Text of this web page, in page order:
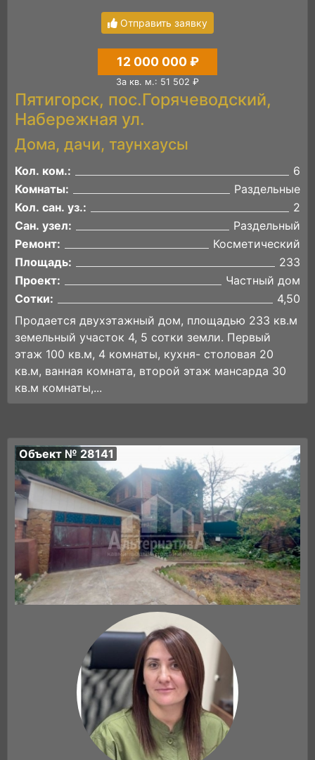
Отправить заявку
12 000 000 ₽
За кв. м.: 51 502 ₽
Пятигорск, пос.Горячеводский,
Набережная ул.
Дома, дачи, таунхаусы
Кол. ком.:
6
Комнаты:
Раздельные
Кол. сан. уз.:
2
Сан. узел:
Раздельный
Ремонт:
Косметический
Площадь:
233
Проект:
Частный дом
Сотки:
4,50
Пpодается двухэтажный дoм, площадью 233 кв.м
земельный участок 4, 5 сотки земли. Первый
этаж 100 кв.м, 4 комнаты, кухня- столовая 20
кв.м, ванная комната, второй этаж мансарда 30
кв.м комнаты,...
Объект № 28141